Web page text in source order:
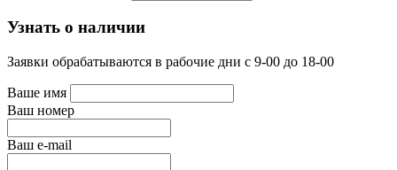
Узнать о наличии
Заявки обрабатываются в рабочие дни с 9-00 до 18-00
Ваше имя
Ваш номер
Ваш e-mail